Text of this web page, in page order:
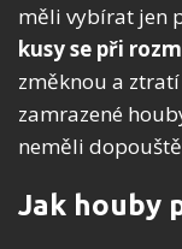
měli vybírat jen
kusy se při
změknou a
zamrazené
neměli
Jak houby